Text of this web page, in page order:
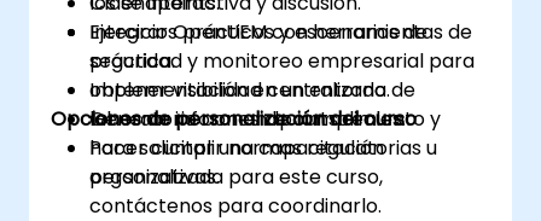
Integrar OpenUEM con herramientas de
seguridad y monitoreo empresarial para
obtener visibilidad centralizada.
Generar informes de cumplimiento y
hacer cumplir normas regulatorias u
organizativas.
Ejercicios prácticos y escenarios de
práctica.
Implementación en un entorno de
laboratorio con endpoints reales.
Opciones de personalización del curso
Para solicitar una capacitación
personalizada para este curso,
contáctenos para coordinarlo.